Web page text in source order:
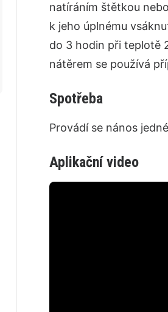
natíráním štětkou
k jeho úplnému
do 3 hodin při teplotě
nátěrem se používá
Spotřeba
Provádí se nános
Aplikační video